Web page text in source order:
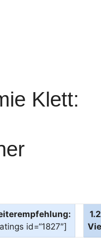
Klett:
id=“1827″]